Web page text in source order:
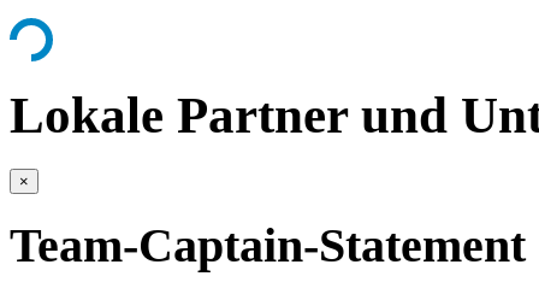
Lokale Partner und
×
Team-Captain-